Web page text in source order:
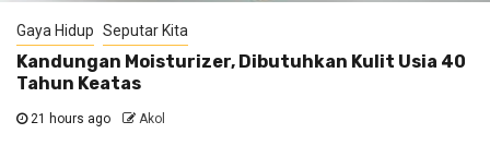
Gaya Hidup Seputar Kita
Kandungan Moisturizer, Dibutuhkan Kulit Usia 40
Tahun Keatas
21 hours ago Akol